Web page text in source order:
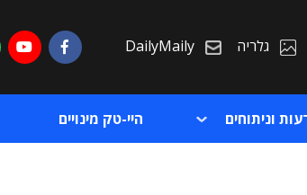
גלריה DailyMaily
וניתוחים היי-טק מינויים